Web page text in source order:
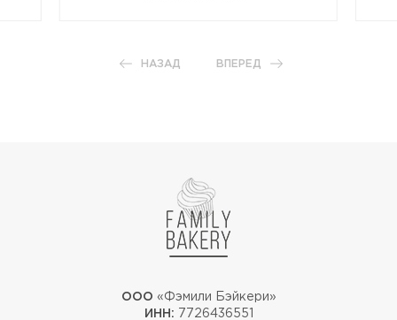
НАЗАД ВПЕРЕД
ООО «Фэмили Бэйкери»
ИНН: 7726436551